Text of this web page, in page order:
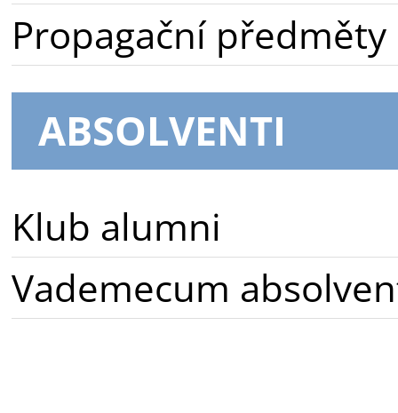
Propagační předměty
ABSOLVENTI
Klub alumni
Vademecum